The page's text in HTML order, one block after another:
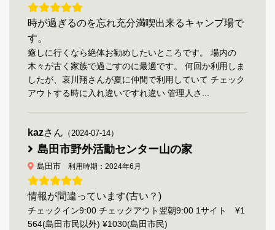
時が過ぎるのを忘れ充分満喫出来るキャンプ場で
す。
癒しに行くなら絶体お勧めしたいところです。 場内の
木々が古く家族で過ごすのに最適です。 何回か利用しま
したが、哀川翔さんが夏に仲間で利用していて チェック
アウトする時に入れ違いですれ違い 管理人さ...
kazさん （2024-07-14）
島田市野外活動センター山の家
島田市 利用時期：2024年6月
情報が間違っています(古い？)
チェックイン9:00 チェックアウト翌朝9:00 1サイト ¥1
564(島田市民以外) ¥1030(島田市民)